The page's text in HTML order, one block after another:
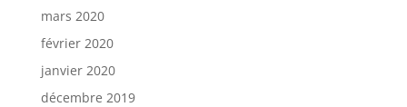
mars 2020
février 2020
janvier 2020
décembre 2019